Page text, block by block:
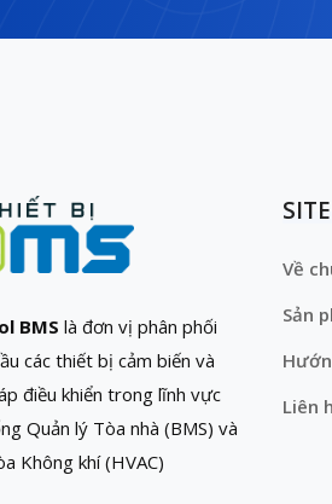
BMS là đơn vị phân phối
các thiết bị cảm biến và
điều khiển trong lĩnh vực
Quản lý Tòa nhà (BMS) và
Không khí (HVAC)
Về
Sản
Liên